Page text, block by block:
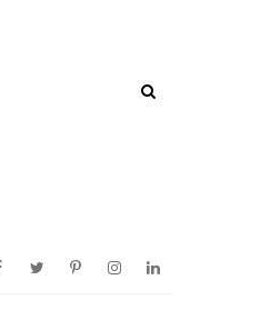
FacebookTwitterPinterestInstagramLinkedin